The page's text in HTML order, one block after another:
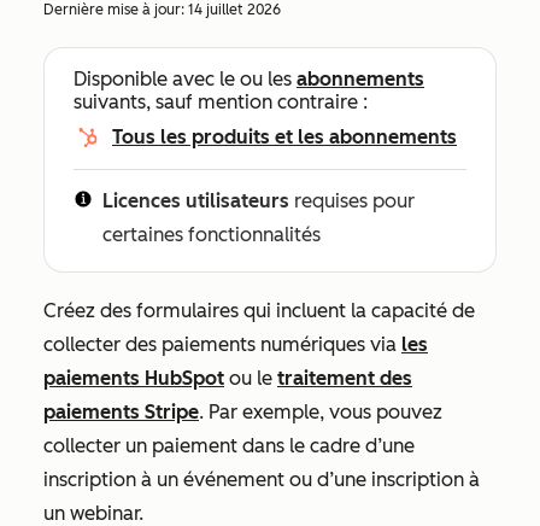
Dernière mise à jour: 14 juillet 2026
Disponible avec le ou les abonnements
suivants, sauf mention contraire :
Tous les produits et les abonnements
Licences utilisateurs requises pour
certaines fonctionnalités
Créez des formulaires qui incluent la capacité de
collecter des paiements numériques via les
paiements HubSpot ou le traitement des
paiements Stripe. Par exemple, vous pouvez
collecter un paiement dans le cadre d’une
inscription à un événement ou d’une inscription à
un webinar.